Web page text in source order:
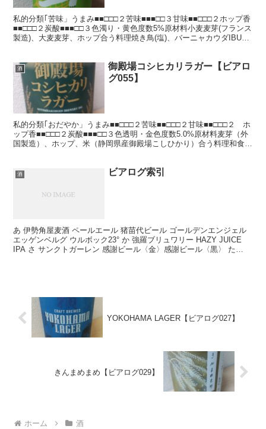
私的分類｢苦味」うまみ■■□□□２苦味■■■□□３甘味■■□□□２ホップ香
■■□□□２炭酸■■■□□３色濁り・黄色度数5%原材料小麦麦芽(フランス
製造)、大麦麦芽、ホップ合う料理焼き鳥(塩)、バーニャカウダIBU16
酒
御殿場コシヒカリラガー【ビアロ
グ055】
私的分類｢おだやか」うまみ■■□□□２苦味■■□□□２甘味■■□□□２ ホ
ップ香■■□□□２炭酸■■■□□３色透明・金色度数5.0%原材料麦芽（外
国製造）、ホップ、米（静岡県産御殿場こしひかり）合う料理和食全
酒 ビアログ索引
あ 伊勢角屋麦酒 ペールエール 猪苗代ビール ゴールデンエンジェル
エッゲンベルグ ウルボック23° か 強羅ブリュワリー HAZY JUICE
IPA さ サンクトガーレン 感謝ビール〈金〉感謝ビール〈黒〉 た
YOKOHAMA LAGER【ビアログ027】
きんまめまめ【ビアログ029】
ホーム 酒